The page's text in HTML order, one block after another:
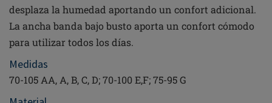
desplaza la humedad aportando un confort adicional.
La ancha banda bajo busto aporta un confort cómodo
para utilizar todos los días.
Medidas
70-105 AA, A, B, C, D; 70-100 E,F; 75-95 G